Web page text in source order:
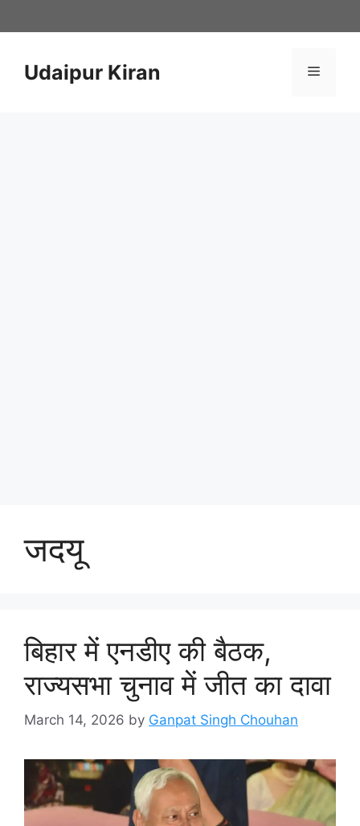
to
Udaipur Kiran Menu
जदयू
बिहार में एनडीए की बैठक,
राज्यसभा चुनाव में जीत का दावा
March 14, 2026 by Ganpat Singh Chouhan